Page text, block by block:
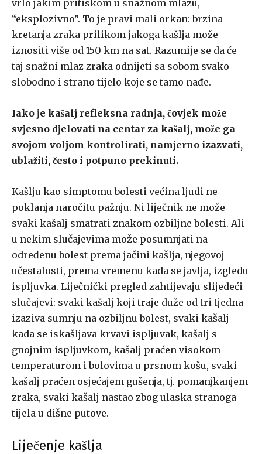
vrlo jakim pritiskom u snažnom mlazu,
“eksplozivno”. To je pravi mali orkan: brzina
kretanja zraka prilikom jakoga kašlja može
iznositi više od 150 km na sat. Razumije se da će
taj snažni mlaz zraka odnijeti sa sobom svako
slobodno i strano tijelo koje se tamo nađe.
Iako je kašalj refleksna radnja, čovjek može
svjesno djelovati na centar za kašalj, može ga
svojom voljom kontrolirati, namjerno izazvati,
ublažiti, često i potpuno prekinuti.
Kašlju kao simptomu bolesti većina ljudi ne
poklanja naročitu paž­nju. Ni liječnik ne može
svaki kašalj smatrati znakom ozbiljne bolesti. Ali
u nekim slučajevima može posumnjati na
određenu bolest prema ja­čini kašlja, njegovoj
učestalosti, prema vremenu kada se javlja, izgledu
ispljuvka. Liječnički pregled zahtijevaju slijedeći
slučajevi: svaki kašalj koji traje duže od tri tjedna
izaziva sumnju na ozbiljnu bolest, svaki ka­šalj
kada se iskašljava krvavi ispljuvak, kašalj s
gnojnim ispljuvkom, ka­šalj praćen visokom
temperaturom i bolovima u prsnom košu, svaki
ka­šalj praćen osjećajem gušenja, tj. pomanjkanjem
zraka, svaki kašalj na­stao zbog ulaska stranoga
tijela u dišne putove.
Liječenje kašlja